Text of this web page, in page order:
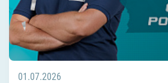
01.07.2026